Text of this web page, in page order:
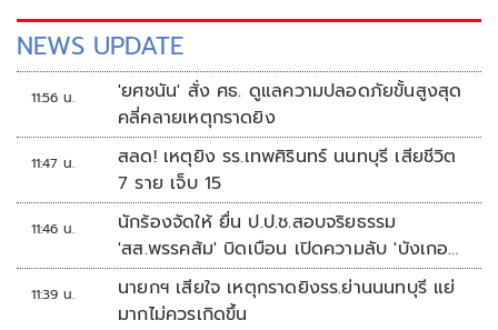
NEWS UPDATE
11:56 น.
'ยศชนัน' สั่ง ศธ. ดูแลความปลอดภัยขั้นสูงสุด
คลี่คลายเหตุกราดยิง
11:47 น.
สลด! เหตุยิง รร.เทพศิรินทร์ นนทบุรี เสียชีวิต
7 ราย เจ็บ 15
11:46 น.
นักร้องจัดให้ ยื่น ป.ป.ช.สอบจริยธรรม
'สส.พรรคส้ม' บิดเบือน เปิดความลับ 'บังเกอร์
ทหาร'
11:39 น.
นายกฯ เสียใจ เหตุกราดยิงรร.ย่านนนทบุรี แย่
มากไม่ควรเกิดขึ้น